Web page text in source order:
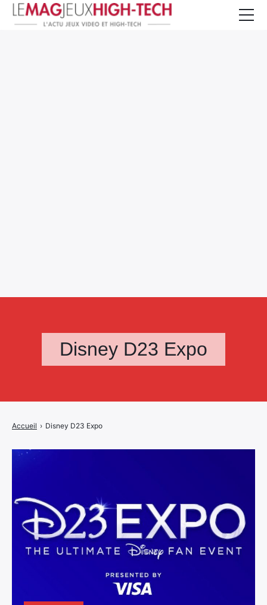
Disney D23 Expo
Accueil › Disney D23 Expo